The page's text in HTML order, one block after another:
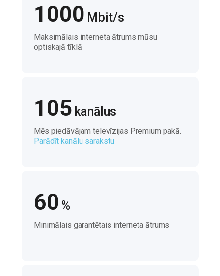
1000 Mbit/s
Maksimālais interneta ātrums mūsu
optiskajā tīklā
105 kanālus
Mēs piedāvājam televīzijas Premium pakā.
Parādīt kanālu sarakstu
60 %
Minimālais garantētais interneta ātrums